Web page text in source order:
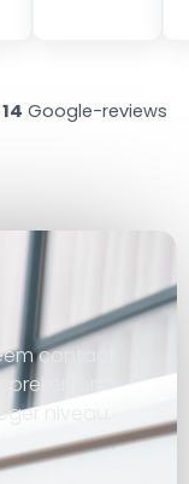
14 Google-reviews
contact
en
niveau.